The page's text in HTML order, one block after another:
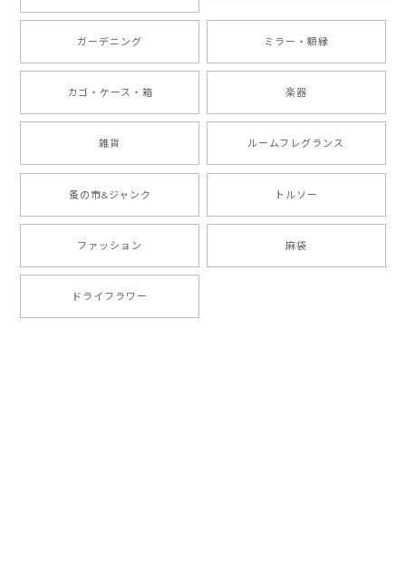
ガーデニング ミラー・額縁
カゴ・ケース・箱 楽器
雑貨 ルームフレグランス
蚤の市&ジャンク トルソー
ファッション 麻袋
ドライフラワー